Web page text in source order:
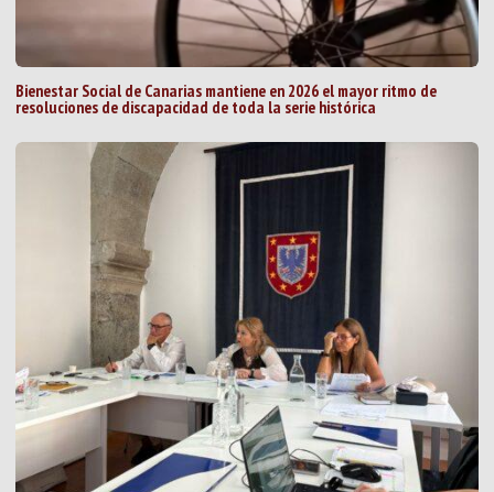
Bienestar Social de Canarias mantiene en 2026 el mayor ritmo de
resoluciones de discapacidad de toda la serie histórica